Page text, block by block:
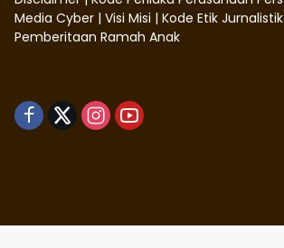
Media Cyber | Visi Misi | Kode Etik Jurnalistik
Pemberitaan Ramah Anak